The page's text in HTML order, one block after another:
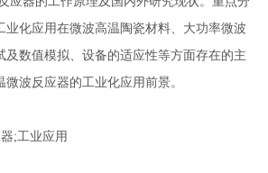
业化应用在微波高温陶瓷材料、大功率微波
及数值模拟、设备的适应性等方面存在的主
波反应器的工业化应用前景。
;工业应用